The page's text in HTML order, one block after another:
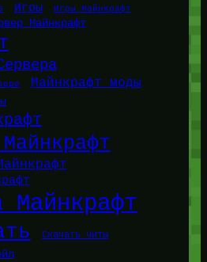
Игры Игры Майнкрафт
Майнкрафт
Майнкрафт моды
Майнкрафт
Скачать читы